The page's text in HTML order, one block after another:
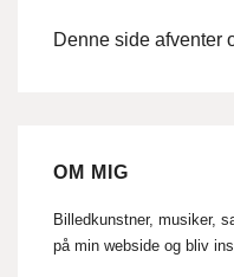
Denne side afventer
OM MIG
Billedkunstner, musiker,
på min webside og bliv